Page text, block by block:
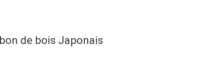
de bois Japonais